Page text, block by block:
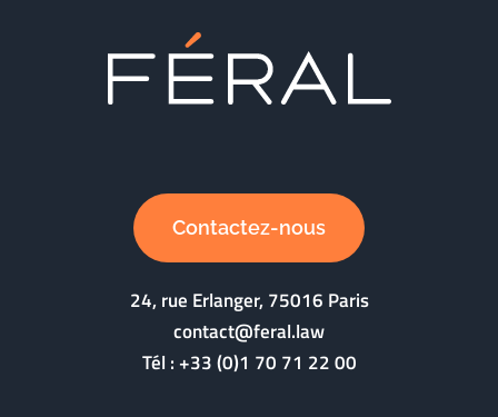
Contactez-nous
24, rue Erlanger, 75016 Paris
contact@feral.law
Tél :+33 (0)1 70 71 22 00